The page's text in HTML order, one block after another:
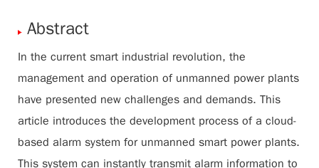
Abstract
In the current smart industrial revolution, the
management and operation of unmanned power plants
have presented new challenges and demands. This
article introduces the development process of a cloud-
based alarm system for unmanned smart power plants.
This system can instantly transmit alarm information to